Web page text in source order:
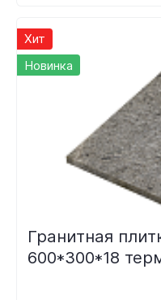
Хит
Новинка
Гранитная
600*300*18